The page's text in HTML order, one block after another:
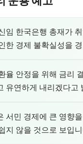
임 한국은행 총재가
한 경제 불확실성을
율 안정을 위해 금리
유연하게 내리겠다고
서민 경제에 큰 영향
지 않을 것으로 보입